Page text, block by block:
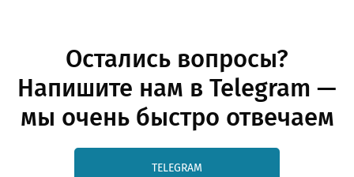
Остались вопросы?
Напишите нам в Telegram —
мы очень быстро отвечаем
TELEGRAM